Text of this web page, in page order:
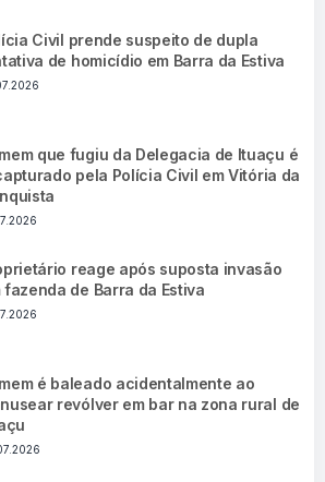
Civil prende suspeito de dupla
de homicídio em Barra da Estiva
que fugiu da Delegacia de Ituaçu é
pela Polícia Civil em Vitória da
reage após suposta invasão
fazenda de Barra da Estiva
é baleado acidentalmente ao
revólver em bar na zona rural de